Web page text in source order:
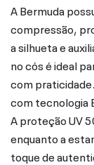
A Bermuda
compressão,
a silhueta e
no cós é ideal
com
com tecnologia
A proteção UV
enquanto a
toque de